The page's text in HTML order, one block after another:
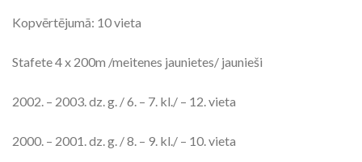
Kopvērtējumā: 10 vieta
Stafete 4 x 200m /meitenes jaunietes/ jaunieši
2002. – 2003. dz. g. / 6. – 7. kl./ – 12. vieta
2000. – 2001. dz. g. / 8. – 9. kl./ – 10. vieta